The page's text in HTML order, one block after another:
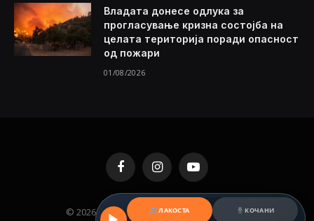
Владата донесе одлука за
прогласување кризна состојба на
целата територија поради опасност
од пожари
01/08/2026
FacebookInstagramYouTube
© 2026 KAMENICA.MK. Designed by MKNET.
ЛАКОСТА КОЧАНИ